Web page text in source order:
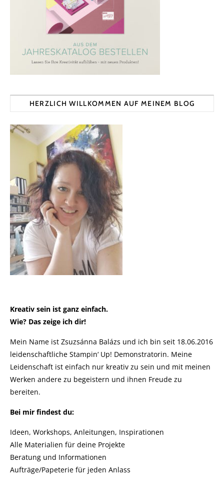
HERZLICH WILLKOMMEN AUF MEINEM BLOG
Kreativ sein ist ganz einfach.
Wie? Das zeige ich dir!
Mein Name ist Zsuzsánna Balázs und ich bin seit 18.06.2016
leidenschaftliche Stampin‘ Up! Demonstratorin. Meine
Leidenschaft ist einfach nur kreativ zu sein und mit meinen
Werken andere zu begeistern und ihnen Freude zu
bereiten.
Bei mir findest du:
Ideen, Workshops, Anleitungen, Inspirationen
Alle Materialien für deine Projekte
Beratung und Informationen
Aufträge/Papeterie für jeden Anlass